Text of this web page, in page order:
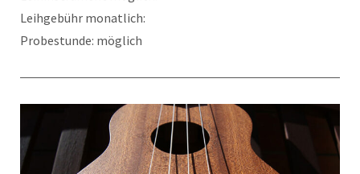
Leihgebühr monatlich:
Probestunde: möglich